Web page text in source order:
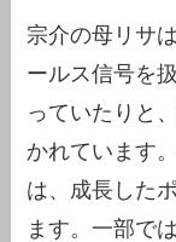
宗介の母リサ
ールス信号を
っていたりと
かれています
は、成長した
ます。一部で